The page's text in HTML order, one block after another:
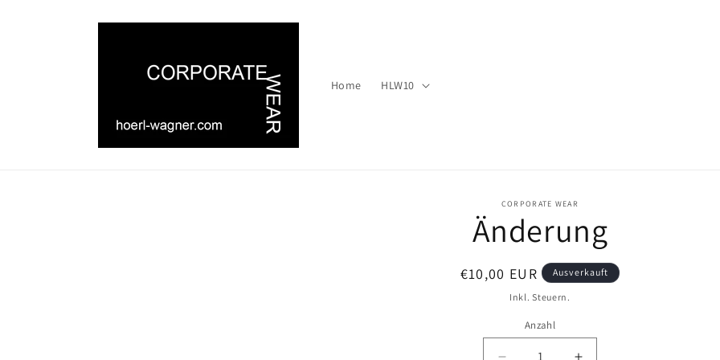
Home HLW10
CORPORATE WEAR
Änderung
Normaler
€10,00 EUR Ausverkauft
Inkl. Steuern.
Anzahl